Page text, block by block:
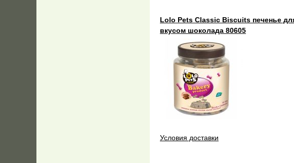
Lolo Pets Classic Biscuits печенье
вкусом шоколада 80605
Условия доставки